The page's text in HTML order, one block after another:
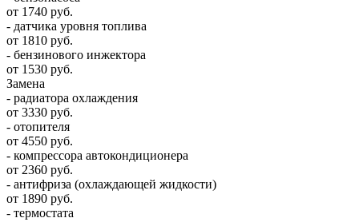
от 1740 руб.
- датчика уровня топлива
от 1810 руб.
- бензинового инжектора
от 1530 руб.
Замена
- радиатора охлаждения
от 3330 руб.
- отопителя
от 4550 руб.
- компрессора автокондиционера
от 2360 руб.
- антифриза (охлаждающей жидкости)
от 1890 руб.
- термостата